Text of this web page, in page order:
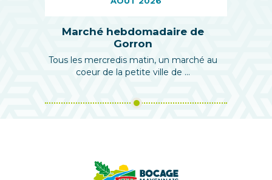
Marché hebdomadaire de
Gorron
Tous les mercredis matin, un marché au
coeur de la petite ville de ...